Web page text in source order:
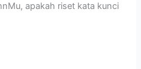
apakah riset kata kunci